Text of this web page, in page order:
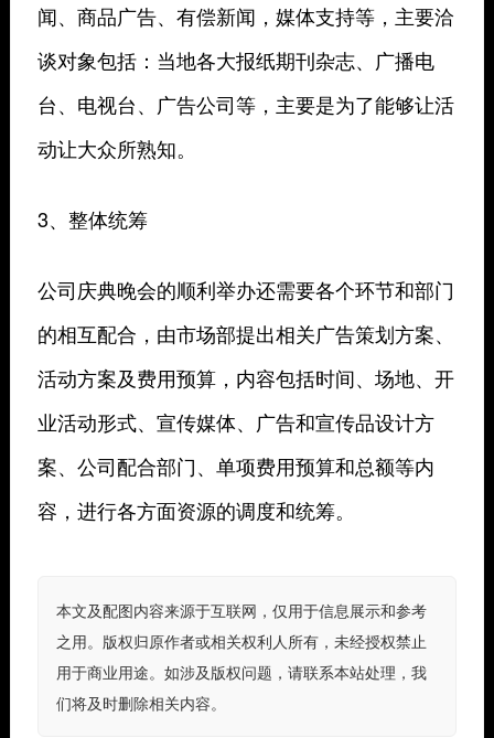
闻、商品广告、有偿新闻，媒体支持等，主要洽
谈对象包括：当地各大报纸期刊杂志、广播电
台、电视台、广告公司等，主要是为了能够让活
动让大众所熟知。
3、整体统筹
公司庆典晚会的顺利举办还需要各个环节和部门
的相互配合，由市场部提出相关广告策划方案、
活动方案及费用预算，内容包括时间、场地、开
业活动形式、宣传媒体、广告和宣传品设计方
案、公司配合部门、单项费用预算和总额等内
容，进行各方面资源的调度和统筹。
本文及配图内容来源于互联网，仅用于信息展示和参考
之用。版权归原作者或相关权利人所有，未经授权禁止
用于商业用途。如涉及版权问题，请联系本站处理，我
们将及时删除相关内容。